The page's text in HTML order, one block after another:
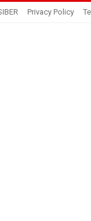
Privacy Policy